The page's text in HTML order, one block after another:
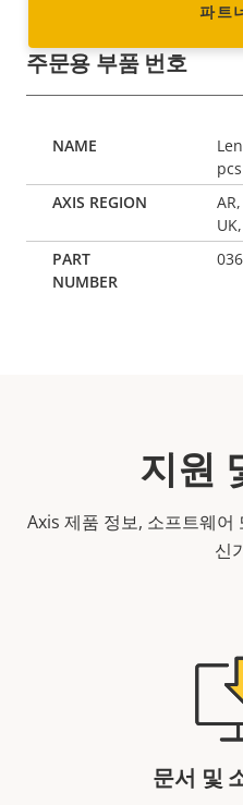
파트
주문용 부품 번호
pcs
지원
Axis 제품 정보, 소프트웨
신
문서 및